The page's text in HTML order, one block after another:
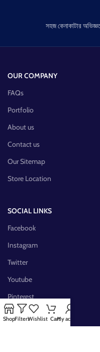
সহজ কেনাকাটার
OUR COMPANY
FAQs
Portfolio
About us
Contact us
Our Sitemap
Store Location
SOCIAL LINKS
Facebook
Instagram
Twitter
Youtube
Pinterest
FB Group
ShopFiltersWishlist CartMy account